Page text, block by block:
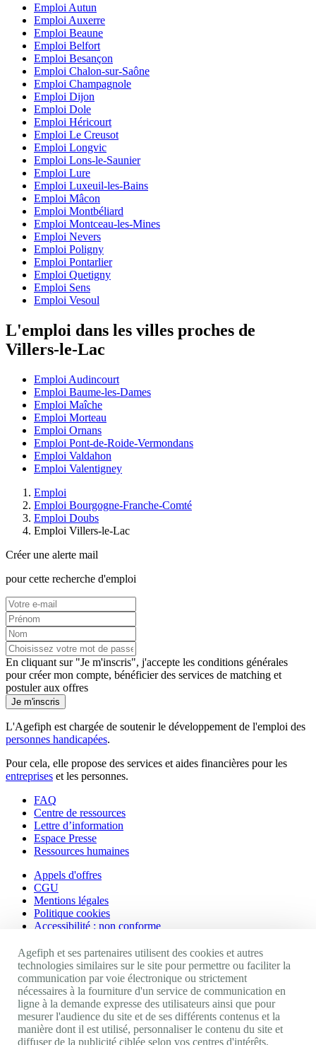
Emploi Autun
Emploi Auxerre
Emploi Beaune
Emploi Belfort
Emploi Besançon
Emploi Chalon-sur-Saône
Emploi Champagnole
Emploi Dijon
Emploi Dole
Emploi Héricourt
Emploi Le Creusot
Emploi Longvic
Emploi Lons-le-Saunier
Emploi Lure
Emploi Luxeuil-les-Bains
Emploi Mâcon
Emploi Montbéliard
Emploi Montceau-les-Mines
Emploi Nevers
Emploi Poligny
Emploi Pontarlier
Emploi Quetigny
Emploi Sens
Emploi Vesoul
L'emploi dans les villes proches de
Villers-le-Lac
Emploi Audincourt
Emploi Baume-les-Dames
Emploi Maîche
Emploi Morteau
Emploi Ornans
Emploi Pont-de-Roide-Vermondans
Emploi Valdahon
Emploi Valentigney
Emploi
Emploi Bourgogne-Franche-Comté
Emploi Doubs
Emploi Villers-le-Lac
Créer une alerte mail
pour cette recherche d'emploi
En cliquant sur "Je m'inscris", j'accepte les conditions générales
pour créer mon compte, bénéficier des services de matching et
postuler aux offres
Je m'inscris
L'Agefiph est chargée de soutenir le développement de l'emploi des
personnes handicapées.
Pour cela, elle propose des services et aides financières pour les
entreprises et les personnes.
FAQ
Centre de ressources
Lettre d’information
Espace Presse
Ressources humaines
Appels d'offres
CGU
Mentions légales
Politique cookies
Accessibilité : non conforme
Nos autres sites
Site portail Agefiph
Activateur de progrès
Handinnov
Innovation et recherche
Université du RRH
Agefiph et ses partenaires utilisent des cookies et autres
technologies similaires sur le site pour permettre ou faciliter la
communication par voie électronique ou strictement
nécessaires à la fourniture d'un service de communication en
ligne à la demande expresse des utilisateurs ainsi que pour
mesurer l'audience du site et de ses différents contenus et la
manière dont il est utilisé, personnaliser le contenu du site et
diffuser de la publicité ciblée selon vos centres d'intérêts,